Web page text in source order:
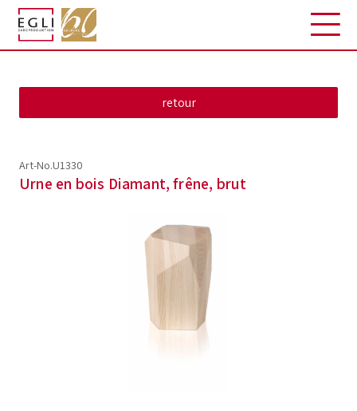
Art-No.U1330
Urne en bois Diamant, frêne, brut